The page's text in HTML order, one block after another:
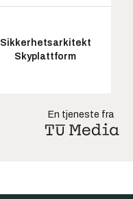
Sikkerhetsarkitekt
Skyplattform
En tjeneste fra